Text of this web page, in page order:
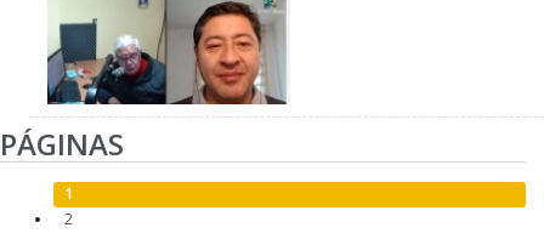
PÁGINAS
1
2